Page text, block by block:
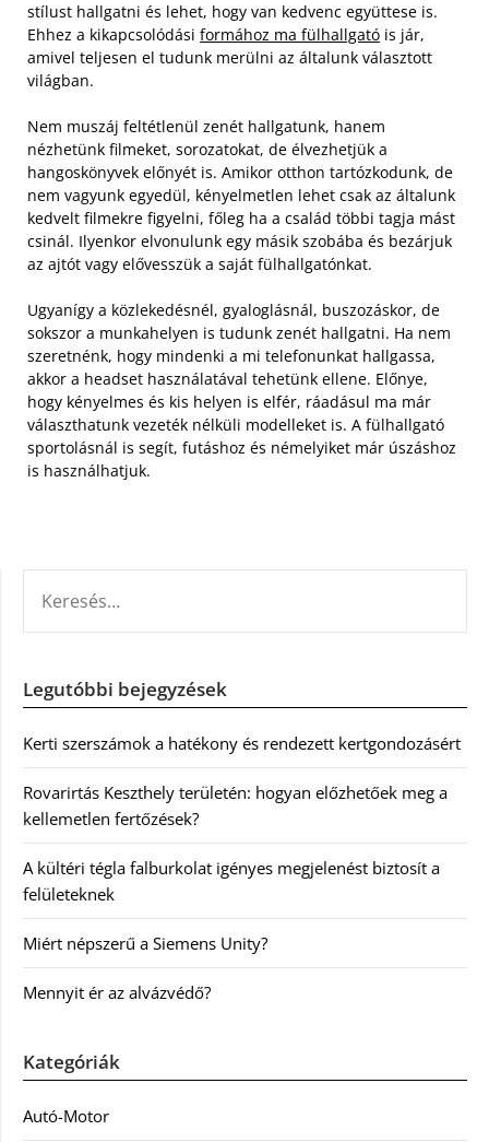
stílust hallgatni és lehet, hogy van kedvenc együttese is.
Ehhez a kikapcsolódási formához ma fülhallgató is jár,
amivel teljesen el tudunk merülni az általunk választott
világban.
Nem muszáj feltétlenül zenét hallgatunk, hanem
nézhetünk filmeket, sorozatokat, de élvezhetjük a
hangoskönyvek előnyét is. Amikor otthon tartózkodunk, de
nem vagyunk egyedül, kényelmetlen lehet csak az általunk
kedvelt filmekre figyelni, főleg ha a család többi tagja mást
csinál. Ilyenkor elvonulunk egy másik szobába és bezárjuk
az ajtót vagy elővesszük a saját fülhallgatónkat.
Ugyanígy a közlekedésnél, gyaloglásnál, buszozáskor, de
sokszor a munkahelyen is tudunk zenét hallgatni. Ha nem
szeretnénk, hogy mindenki a mi telefonunkat hallgassa,
akkor a headset használatával tehetünk ellene. Előnye,
hogy kényelmes és kis helyen is elfér, ráadásul ma már
választhatunk vezeték nélküli modelleket is. A fülhallgató
sportolásnál is segít, futáshoz és némelyiket már úszáshoz
is használhatjuk.
Legutóbbi bejegyzések
Kerti szerszámok a hatékony és rendezett kertgondozásért
Rovarirtás Keszthely területén: hogyan előzhetőek meg a
kellemetlen fertőzések?
A kültéri tégla falburkolat igényes megjelenést biztosít a
felületeknek
Miért népszerű a Siemens Unity?
Mennyit ér az alvázvédő?
Kategóriák
Autó-Motor